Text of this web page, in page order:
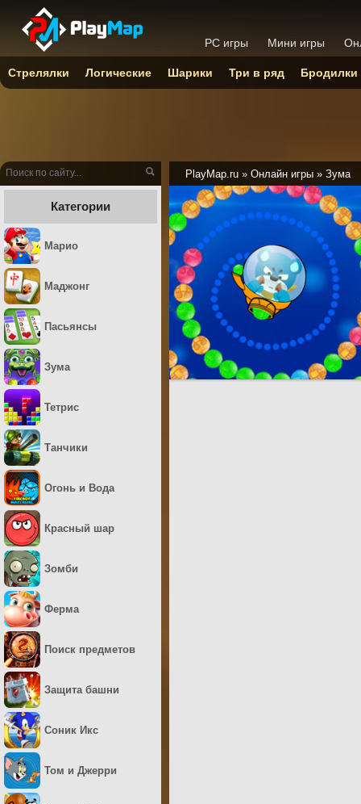
PlayMap.ru » Онлайн игры » Зума
Категории
Марио
Маджонг
Пасьянсы
Зума
Тетрис
Танчики
Огонь и Вода
Красный шар
Зомби
Ферма
Поиск предметов
Защита башни
Соник Икс
Том и Джерри
PC игры Мини игры
Стрелялки Логические Шарики Три в ряд Бродилки